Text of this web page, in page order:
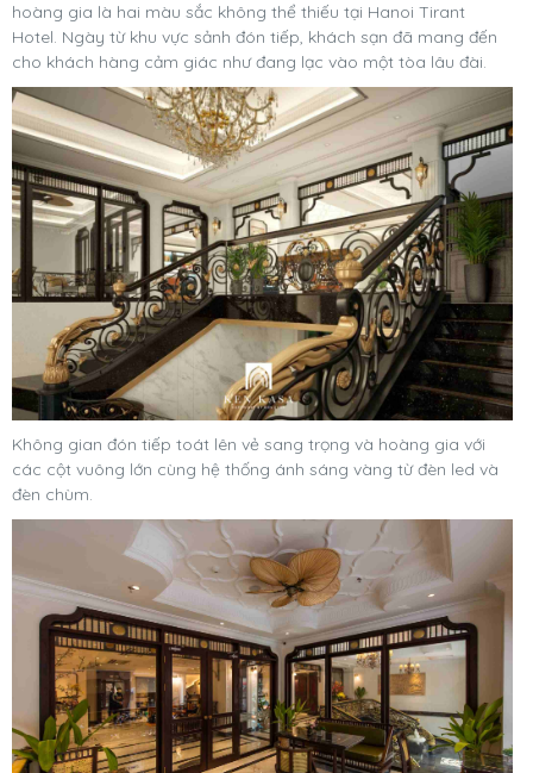
hoàng gia là hai màu sắc không thể thiếu tại Hanoi Tirant
Hotel. Ngày từ khu vực sảnh đón tiếp, khách sạn đã mang đến
cho khách hàng cảm giác như đang lạc vào một tòa lâu đài.
Không gian đón tiếp toát lên vẻ sang trọng và hoàng gia với
các cột vuông lớn cùng hệ thống ánh sáng vàng từ đèn led và
đèn chùm.